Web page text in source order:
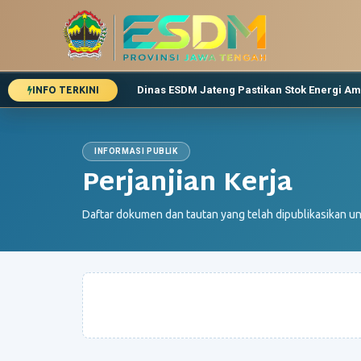
INFO TERKINI Dinas ESDM Jateng Pastikan Stok Energi
INFORMASI PUBLIK
Perjanjian Kerja
Daftar dokumen dan tautan yang telah dipublikasikan